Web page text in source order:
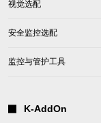
视觉选配
安全监控选配
监控与管护工具
K-AddOn